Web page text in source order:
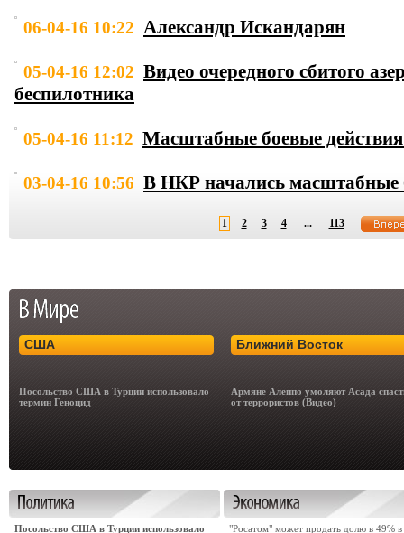
06-04-16 10:22 Александр Искандарян
05-04-16 12:02 Видео очередного сбитого
беспилотника
05-04-16 11:12 Масштабные боевые
03-04-16 10:56 В НКР начались масштабные
1 2 3 4 ... 113
США
Посольство США в Турции использовало
термин Геноцид
Ближний Восток
Армяне Алеппо умоляют Асада
от террористов (Видео)
Посольство США в Турции использовало
"Росатом" может продать долю в 49% в